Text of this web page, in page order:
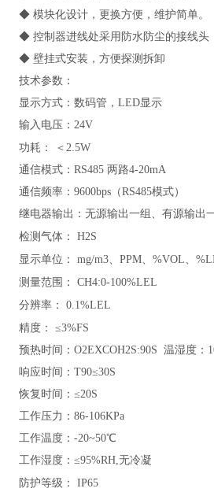
◆ 模块化设计，更换方便，维护简单。
◆ 控制器进线处采用防水防尘的接线头
◆ 壁挂式安装，方便探测拆卸
技术参数：
显示方式：数码管，LED显示
输入电压：24V
功耗：
＜2.5W
通信模式：RS485 两路4-20mA
通信频率：9600bps（RS485模式）
继电器输出：无源输出一组、有源输出
检测气体：
H2S
显示单位：
mg/m3、PPM、%VOL、
测量范围：
CH4:0-100%LEL
分辨率：
0.1%LEL
精度：
≤3%FS
预热时间：O2EXCOH2S:90S 温湿度：
响应时间：T90≤30S
恢复时间：≤20S
工作压力：86-106KPa
工作温度：-20~50℃
工作湿度：≤95%RH,无冷凝
防护等级：
IP65